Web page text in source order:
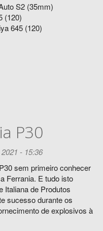
S2 (35mm)
(120)
645 (120)
P30
- 15:36
sem primeiro conhecer
Ferrania. E tudo isto
Italiana de Produtos
sucesso durante os
de explosivos à